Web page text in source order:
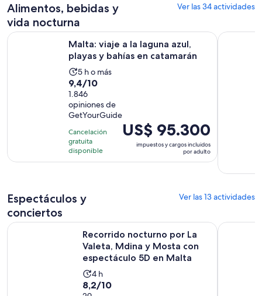
Alimentos, bebidas y
vida nocturna
Ver las 34 actividades
Malta: viaje a la laguna azul,
playas y bahías en catamarán
La
actividad
dura
5
horas
5 h o más
9.4
de
10
con
1846
opiniones
9,4/10
1.846
opiniones de
GetYourGuide
Cancelación
gratuita
disponible
El
precio
de
US$ 95.300
impuestos y cargos incluidos
por adulto
Malta: viaje a la laguna azul, playas y bahías en catamarán Se
Comino:
Espectáculos y
conciertos
Ver las 13 actividades
Recorrido nocturno por La
Valeta, Mdina y Mosta con
espectáculo 5D en Malta
La
actividad
4 h
8.2
8,2/10
Recorrido nocturno por La Valeta, Mdina y Mosta con
Malta: